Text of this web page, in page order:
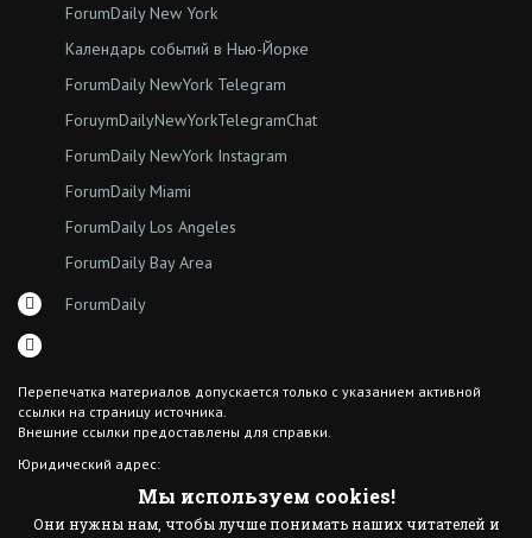
ForumDaily New York
Календарь событий в Нью-Йорке
ForumDaily NewYork Telegram
ForuymDailyNewYorkTelegramChat
ForumDaily NewYork Instagram
ForumDaily Miami
ForumDaily Los Angeles
ForumDaily Bay Area
ForumDaily
Перепечатка материалов допускается только с указанием активной
ссылки на страницу источника.
Внешние ссылки предоставлены для справки.
Юридический адрес:
Brooklyn NY 11204Мы используем cookies!
Они нужны нам, чтобы лучше понимать наших читателей и